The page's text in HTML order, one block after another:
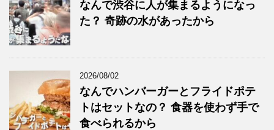
なんで渋谷に人が集まるようになっ
た？ 奇跡の水があったから
2026/08/02
なんでハンバーガーとフライドポテ
トはセットなの？ 食器を使わず手で
食べられるから